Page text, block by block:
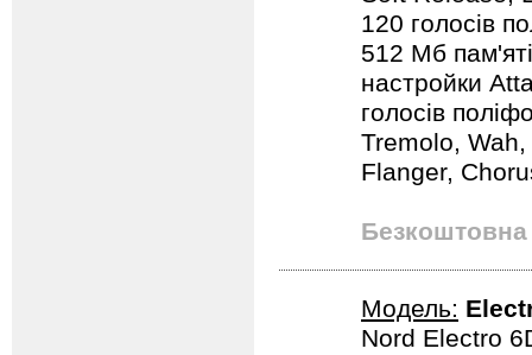
120 голосів
512 Мб
настройки
голосів
Tremolo,
Flanger,
Безкоштовна
Модель:
Nord Electro